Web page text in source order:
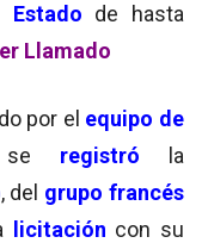
Estado de hasta
Llamado
por el equipo de
registró
la
, del grupo francés
licitación con su